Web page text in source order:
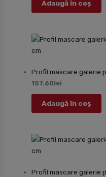
Adaugă în coș
Profil mascare galerie
157.60lei
Adaugă în coș
Profil mascare galerie